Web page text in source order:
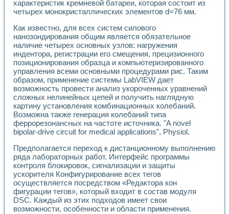
характеристик кремневой батареи, которая состоит из
четырех монокристаллических элементов d=76 мм.
Как известно, для всех систем силового
нанозондирования общим является обязательное
наличие четырех основных узлов: нагружения
индентора, регистрации его смещения, прецизионного
позиционирования образца и компьютеризированного
управления всеми основными процедурами рис. Таким
образом, применение системы LabVIEW дает
возможность провести анализ укороченных уравнений
сложных нелинейных цепей и получить наглядную
картину установления комбинационных колебаний.
Возможна также генерация колебаний типа
феррорезонансных на частоте источника. "A novel
bipolar-drive circuit for medical applications", Physiol.
Предполагается переход к дистанционному выполнению
ряда лабораторных работ. Интерфейс программы
контроля блокировок, сигнализации и защиты
ускорителя Конфигурирование всех тегов
осуществляется посредством «Редактора кон
фигурации тегов», который входит в состав модуля
DSC. Каждый из этих подходов имеет свои
возможности, особенности и области применения.